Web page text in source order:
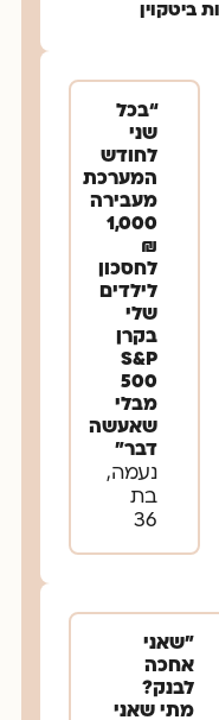
ביטקוין
“בכל
שני
לחודש
המערכת
מעבירה
1,000
₪
לחסכון
לילדים
שלי
בקרן
S&P
500
מבלי
שאעשה
דבר״
נעמה,
בת
36
"שאני
אחכה
לבנק?
מתי שאני